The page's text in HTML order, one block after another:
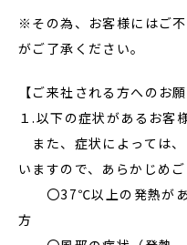
※その為、お客様にはご
がご了承ください。
【ご来社される方へのお願
１.以下の症状があるお客
また、症状によっては
いますので、あらかじめご
〇37℃以上の発熱があ
方